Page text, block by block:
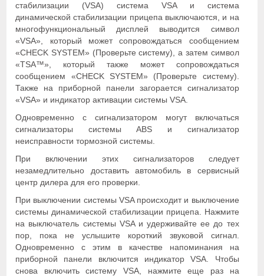
стабилизации (VSA) система VSA и система
динамической стабилизации прицепа выключаются, и на
многофункциональный дисплей выводится символ
«VSA», который может сопровождаться сообщением
«CHECK SYSTEM» (Проверьте систему), а затем символ
«TSA™», который также может сопровождаться
сообщением «CHECK SYSTEM» (Проверьте систему).
Также на приборной панели загорается сигнализатор
«VSA» и индикатор активации системы VSA.
Одновременно с сигнализатором могут включаться
сигнализаторы системы ABS и сигнализатор
неисправности тормозной системы.
При включении этих сигнализаторов следует
незамедлительно доставить автомобиль в сервисный
центр дилера для его проверки.
При выключении системы VSA происходит и выключение
системы динамической стабилизации прицепа. Нажмите
на выключатель системы VSA и удерживайте ее до тех
пор, пока не услышите короткий звуковой сигнал.
Одновременно с этим в качестве напоминания на
приборной панели включится индикатор VSA. Чтобы
снова включить систему VSA, нажмите еще раз на